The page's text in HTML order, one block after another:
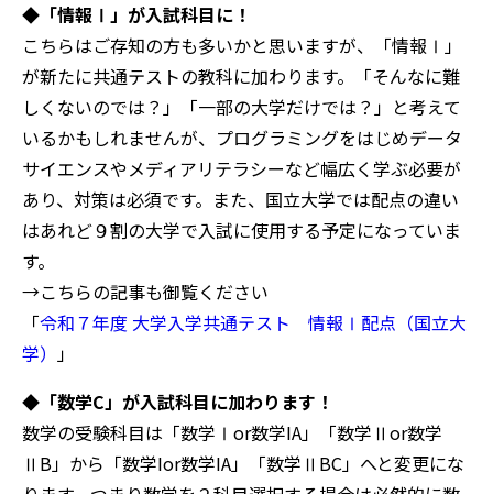
◆「情報Ⅰ」が入試科目に！
こちらはご存知の方も多いかと思いますが、「情報Ⅰ」
が新たに共通テストの教科に加わります。「そんなに難
しくないのでは？」「一部の大学だけでは？」と考えて
いるかもしれませんが、プログラミングをはじめデータ
サイエンスやメディアリテラシーなど幅広く学ぶ必要が
あり、対策は必須です。また、国立大学では配点の違い
はあれど９割の大学で入試に使用する予定になっていま
す。
→こちらの記事も御覧ください
「令和７年度 大学入学共通テスト 情報Ⅰ配点（国立大
学） 」
◆ 「数学C」が入試科目に加わります！
数学の受験科目は「数学Ⅰor数学IA」「数学Ⅱor数学
ⅡB」から「数学Ior数学IA」「数学ⅡBC」へと変更にな